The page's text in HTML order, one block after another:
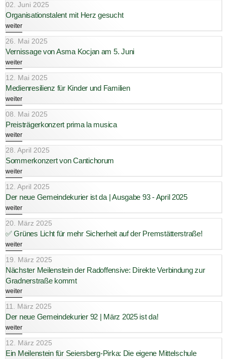
02. Juni 2025
Organisationstalent mit Herz gesucht
weiter
26. Mai 2025
Vernissage von Asma Kocjan am 5. Juni
weiter
12. Mai 2025
Medienresilienz für Kinder und Familien
weiter
08. Mai 2025
Preisträgerkonzert prima la musica
weiter
28. April 2025
Sommerkonzert von Cantichorum
weiter
12. April 2025
Der neue Gemeindekurier ist da | Ausgabe 93 - April 2025
weiter
20. März 2025
✅ Grünes Licht für mehr Sicherheit auf der Premstätterstraße!
weiter
19. März 2025
Nächster Meilenstein der Radoffensive: Direkte Verbindung zur
Gradnerstraße kommt
weiter
11. März 2025
Der neue Gemeindekurier 92 | März 2025 ist da!
weiter
12. März 2025
Ein Meilenstein für Seiersberg-Pirka: Die eigene Mittelschule